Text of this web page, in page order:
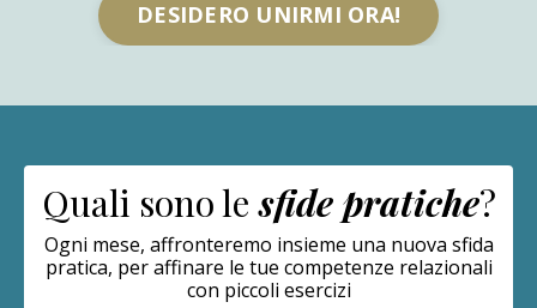
DESIDERO UNIRMI ORA!
Quali sono lesfide pratiche?
Ogni mese, affronteremo insieme una nuova sfida
pratica, per affinare le tue competenze relazionali
con piccoli esercizi